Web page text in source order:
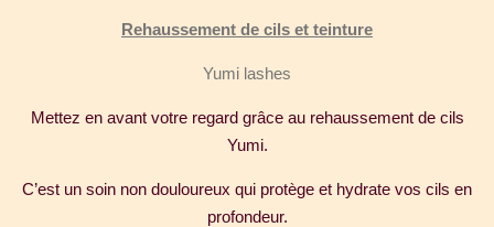
Rehaussement de cils et teinture
Yumi lashes
Mettez en avant votre regard grâce au rehaussement de cils
Yumi.
C’est un soin non douloureux qui protège et hydrate vos cils en
profondeur.